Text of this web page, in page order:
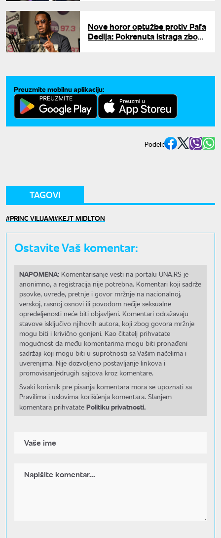
Nove horor optužbe protiv Pafa
Dedija: Pokrenuta istraga zbog
Preuzmite mobilnu aplikaciju:
Podeli:
TAGOVI
PRINC VILIJAM KEJT MIDLTON
Ostavite Vaš komentar:
NAPOMENA: Komentarisanje vesti na portalu UNA.RS je
anonimno, a registracija nije potrebna. Komentari koji sadrže
psovke, uvrede, pretnje i govor mržnje na nacionalnoj,
verskoj, rasnoj osnovi ili povodom nečije seksualne
opredeljenosti neće biti objavljeni. Komentari odražavaju
stavove isključivo njihovih autora, koji zbog govora mržnje
mogu biti i krivično gonjeni. Kao čitatelj prihvatate
mogućnost da među komentarima mogu biti pronađeni
sadržaji koji mogu biti u suprotnosti sa Vašim načelima i
uverenjima. Nije dozvoljeno postavljanje linkova i
promovisanjedrugih sajtova kroz komentare.
Svaki korisnik pre pisanja komentara mora se upoznati sa
Pravilima i uslovima korišćenja komentara. Slanjem
komentara prihvatate Politiku privatnosti.